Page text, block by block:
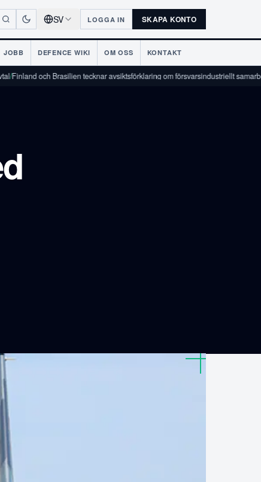
SV LOGGA IN SKAPA KONTO
JOBB DEFENCE WIKI OM OSS KONTAKT
och Brasilien tecknar avsiktsförklaring om försvarsindustriellt samarbete/